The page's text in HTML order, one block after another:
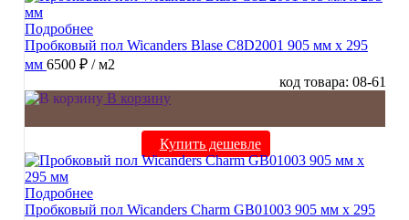
Подробнее
Пробковый пол Wicanders Blase C8D2001 905 мм х 295
мм 6500 ₽ / м2
код товара: 08-61
В корзину
Купить дешевле
Подробнее
Пробковый пол Wicanders Charm GB01003 905 мм х 295